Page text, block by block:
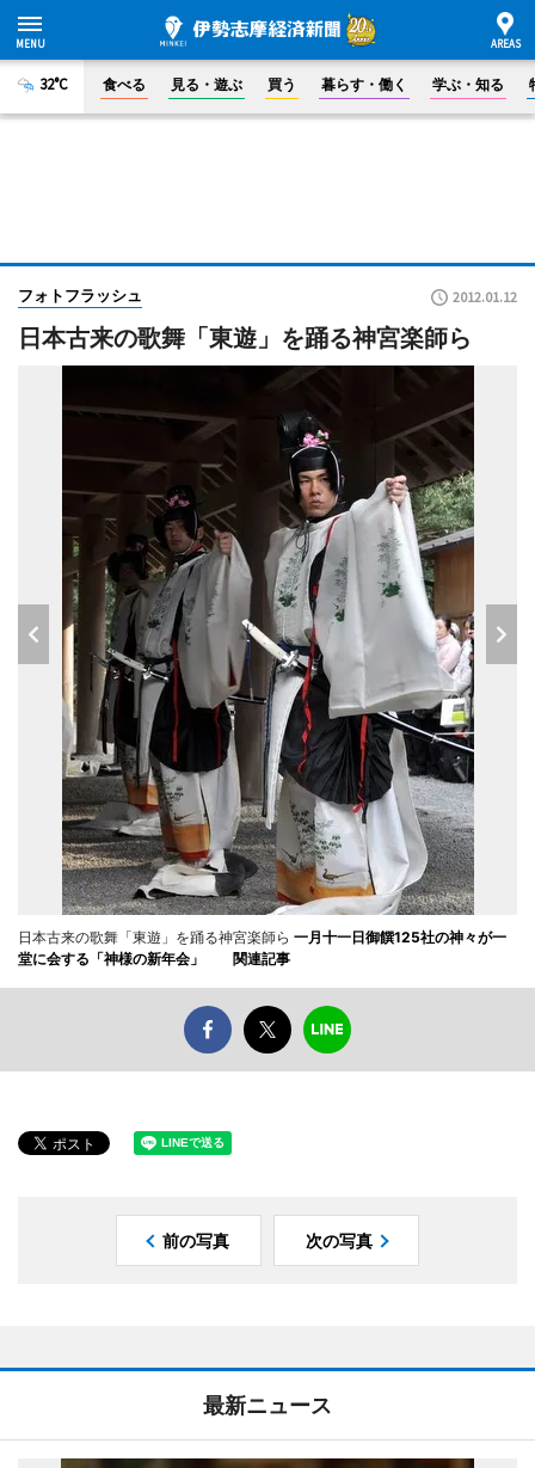
32°C 食べる 見る・遊ぶ 買う 暮らす・働く 学ぶ・知る
フォトフラッシュ 2012.01.12
日本古来の歌舞「東遊」を踊る神宮楽師ら
日本古来の歌舞「東遊」を踊る神宮楽師ら 一月十一日御饌125社の神々が一
堂に会する「神様の新年会」
関連記事
前の写真 次の写真
最新ニュース